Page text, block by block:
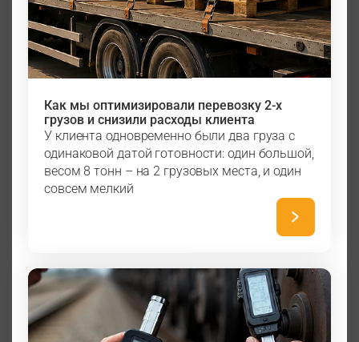
Как мы оптимизировали перевозку 2-х
грузов и снизили расходы клиента
У клиента одновременно были два груза с
одинаковой датой готовности: один большой,
весом 8 тонн – на 2 грузовых места, и один
совсем мелкий